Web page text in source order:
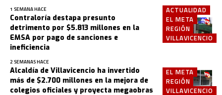
1 SEMANA HACE
ACTUALIDAD
EL META
REGIÓN
VILLAVICENCIO
Contraloría destapa presunto
detrimento por $5.813 millones en la
EMSA por pago de sanciones e
ineficiencia
2 SEMANAS HACE
EL META
REGIÓN
VILLAVICENCIO
Alcaldía de Villavicencio ha invertido
más de $2.700 millones en la mejora de
colegios oficiales y proyecta megaobras